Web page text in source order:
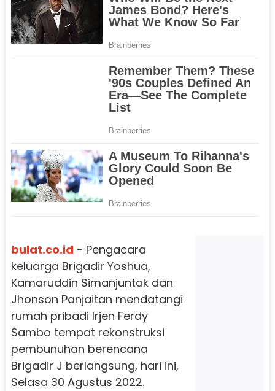
bulat.co.id - Pengacara
keluarga Brigadir Yoshua,
Kamaruddin Simanjuntak dan
Jhonson Panjaitan mendatangi
rumah pribadi Irjen Ferdy
Sambo tempat rekonstruksi
pembunuhan berencana
Brigadir J berlangsung, hari ini,
Selasa 30 Agustus 2022.